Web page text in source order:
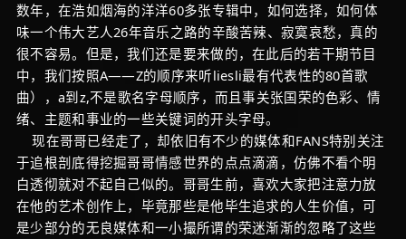
数年，在浩如烟海的洋洋60多张专辑中，如何选择，如何体
味一个伟大艺人26年音乐之路的辛酸苦辣、寂寞哀愁，真的
很不容易。但是，我们还是要来做的，在此后的若干期节目
中，我们按照A——Z的顺序来听liesli最有代表性的80首歌
曲），a到z,不是歌名字母顺序，而且事关张国荣的色彩、情
绪、主题和事业的一些关键词的开头字母。
现在哥哥已经走了，却依旧有不少的媒体和FANS特别关注
于追根剖底得挖掘哥哥情感世界的点点滴滴，仿佛不看个明
白透彻就对不起自己似的。哥哥生前，喜欢大家把注意力放
在他的艺术创作上，毕竟那些是他毕生追求的人生价值，可
是少部分的无良媒体和一小撮所谓的荣迷渐渐的忽略了这些